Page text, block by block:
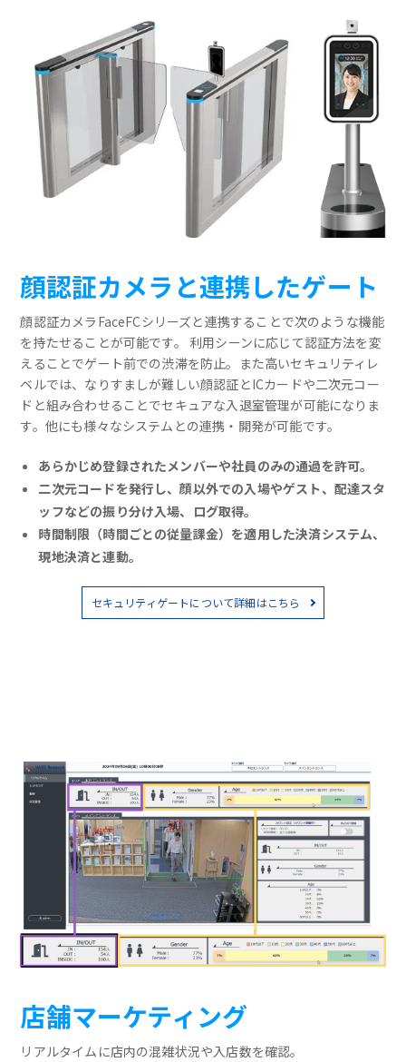
顔認証カメラと連携したゲート
顔認証カメラFaceFCシリーズと連携することで次のような機能
を持たせることが可能です。 利用シーンに応じて認証方法を変
えることでゲート前での渋滞を防止。また高いセキュリティレ
ベルでは、なりすましが難しい顔認証とICカードや二次元コー
ドと組み合わせることでセキュアな入退室管理が可能になりま
す。他にも様々なシステムとの連携・開発が可能です。
あらかじめ登録されたメンバーや社員のみの通過を許可。
二次元コードを発行し、顔以外での入場やゲスト、配達スタ
ッフなどの振り分け入場、ログ取得。
時間制限（時間ごとの従量課金）を適用した決済システム、
現地決済と連動。
セキュリティゲートについて詳細はこちら
店舗マーケティング
リアルタイムに店内の混雑状況や入店数を確認。